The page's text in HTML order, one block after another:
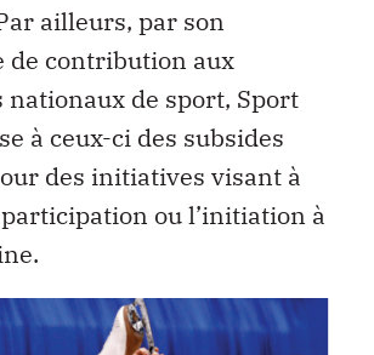
ailleurs, par son
de contribution aux
nationaux de sport, Sport
à ceux-ci des subsides
des initiatives visant à
ou l’initiation à